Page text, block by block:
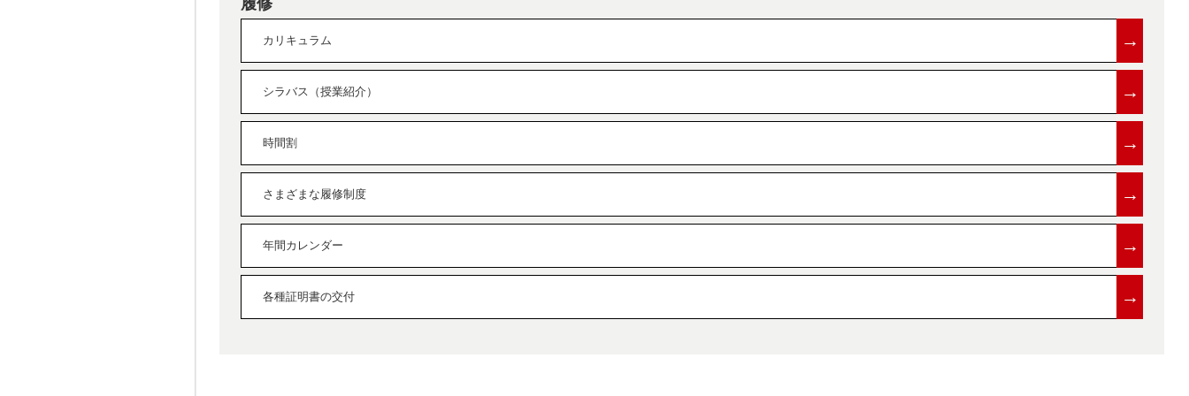
履修
カリキュラム →
シラバス（授業紹介） →
時間割 →
さまざまな履修制度 →
年間カレンダー →
各種証明書の交付 →